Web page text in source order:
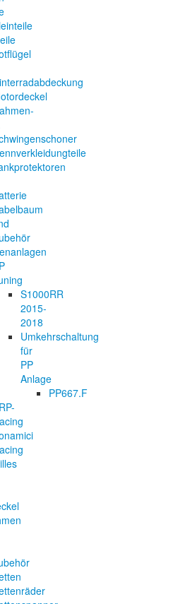
S1000RR
2015-
2018
Umkehrschaltung
für
PP
Anlage
PP667.F